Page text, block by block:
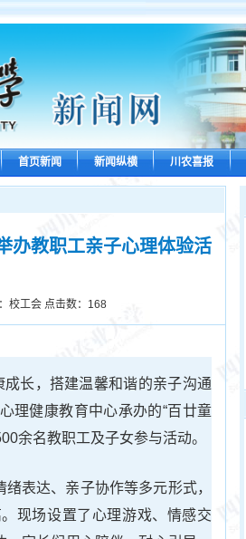
首页新闻 新闻纵横 川农喜报
办教职工亲子心理体验活
校工会 点击数： 168
长，搭建温馨和谐的亲子沟通
理健康教育中心承办的“百廿童
余名教职工及子女参与活动。
表达、亲子协作等多元形式，
现场设置了心理游戏、情感交